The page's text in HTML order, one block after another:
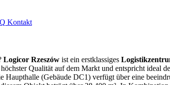
Kontakt
Logicor Rzeszów ist ein erstklassiges
Qualität auf dem Markt und entspricht ideal
(Gebäude DC1) verfügt über eine